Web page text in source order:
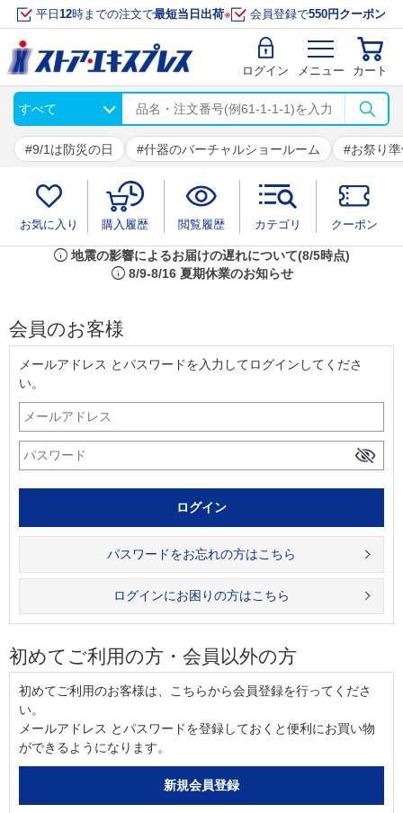
平日 12時までの注文で最短当日出荷※ 会員登録で550円クーポン
ログイン メニュー カート
9/1は防災の日 什器のバーチャルショールーム お祭り
お気に入り 購入履歴 閲覧履歴 カテゴリ クーポン
info 地震の影響によるお届けの遅れについて(8/5時点)
info 8/9-8/16 夏期休業のお知らせ
会員のお客様
メールアドレス とパスワードを入力してログインしてくださ
い。
パスワードをお忘れの方はこちら
ログインにお困りの方はこちら
初めてご利用の方・会員以外の方
初めてご利用のお客様は、こちらから会員登録を行ってくださ
い。
メールアドレス とパスワードを登録しておくと便利にお買い物
ができるようになります。